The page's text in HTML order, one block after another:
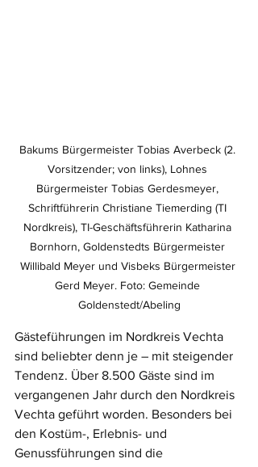
Bakums Bürgermeister Tobias Averbeck (2.
Vorsitzender; von links), Lohnes
Bürgermeister Tobias Gerdesmeyer,
Schriftführerin Christiane Tiemerding (TI
Nordkreis), TI-Geschäftsführerin Katharina
Bornhorn, Goldenstedts Bürgermeister
Willibald Meyer und Visbeks Bürgermeister
Gerd Meyer. Foto: Gemeinde
Goldenstedt/Abeling
Gästeführungen im Nordkreis Vechta
sind beliebter denn je – mit steigender
Tendenz. Über 8.500 Gäste sind im
vergangenen Jahr durch den Nordkreis
Vechta geführt worden. Besonders bei
den Kostüm-, Erlebnis- und
Genussführungen sind die